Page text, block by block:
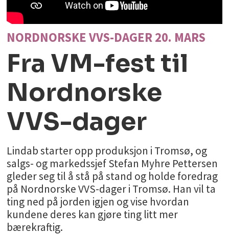
NORDNORSKE VVS-DAGER 20. MARS
Fra VM-fest til
Nordnorske
VVS-dager
Lindab starter opp produksjon i Tromsø, og
salgs- og markedssjef Stefan Myhre Pettersen
gleder seg til å stå på stand og holde foredrag
på Nordnorske VVS-dager i Tromsø. Han vil ta
ting ned på jorden igjen og vise hvordan
kundene deres kan gjøre ting litt mer
bærekraftig.